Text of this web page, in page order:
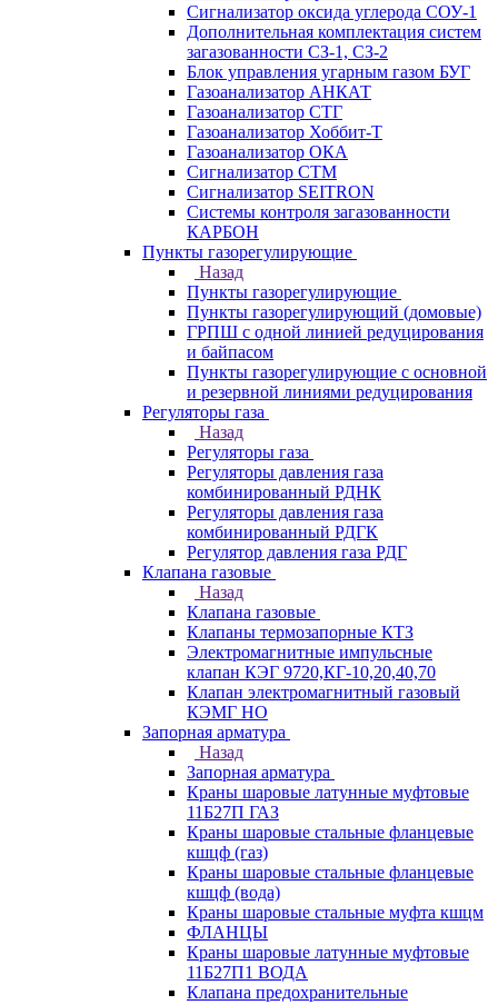
Сигнализатор оксида углерода СОУ-1
Дополнительная комплектация систем
загазованности СЗ-1, СЗ-2
Блок управления угарным газом БУГ
Газоанализатор АНКАТ
Газоанализатор СТГ
Газоанализатор Хоббит-Т
Газоанализатор ОКА
Сигнализатор СТМ
Сигнализатор SEITRON
Системы контроля загазованности
КАРБОН
Пункты газорегулирующие
Назад
Пункты газорегулирующие
Пункты газорегулирующий (домовые)
ГРПШ с одной линией редуцирования
и байпасом
Пункты газорегулирующие с основной
и резервной линиями редуцирования
Регуляторы газа
Назад
Регуляторы газа
Регуляторы давления газа
комбинированный РДНК
Регуляторы давления газа
комбинированный РДГК
Регулятор давления газа РДГ
Клапана газовые
Назад
Клапана газовые
Клапаны термозапорные КТЗ
Электромагнитные импульсные
клапан КЭГ 9720,КГ-10,20,40,70
Клапан электромагнитный газовый
КЭМГ НО
Запорная арматура
Назад
Запорная арматура
Краны шаровые латунные муфтовые
11Б27П ГАЗ
Краны шаровые стальные фланцевые
кшцф (газ)
Краны шаровые стальные фланцевые
кшцф (вода)
Краны шаровые стальные муфта кшцм
ФЛАНЦЫ
Краны шаровые латунные муфтовые
11Б27П1 ВОДА
Клапана предохранительные